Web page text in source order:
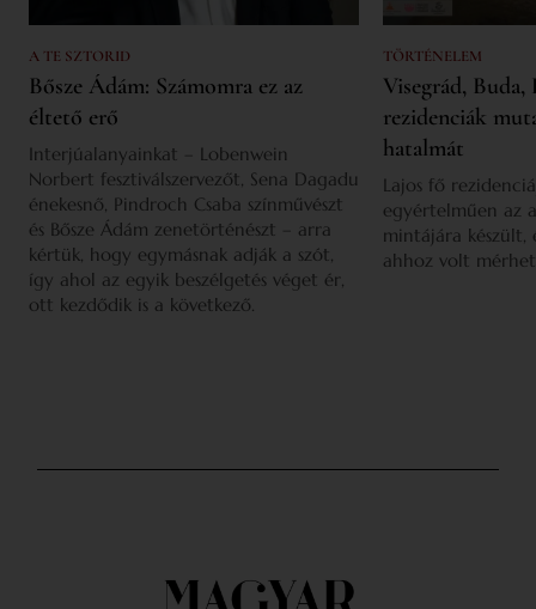
A TE SZTORID
Bősze Ádám: Számomra ez az
éltető erő
Interjúalanyainkat – Lobenwein
Norbert fesztiválszervezőt, Sena Dagadu
énekesnő, Pindroch Csaba színművészt
és Bősze Ádám zenetörténészt – arra
kértük, hogy egymásnak adják a szót,
így ahol az egyik beszélgetés véget ér,
ott kezdődik is a következő.
TÖRTÉNELEM
Visegrád,
rezidenciák
hatalmát
Lajos fő
egyértelműen az
mintájára készült,
ahhoz volt